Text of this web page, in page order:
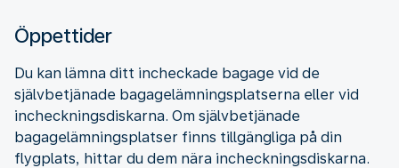
Öppettider
Du kan lämna ditt incheckade bagage vid de
självbetjänade bagagelämningsplatserna eller vid
incheckningsdiskarna. Om självbetjänade
bagagelämningsplatser finns tillgängliga på din
flygplats, hittar du dem nära incheckningsdiskarna.